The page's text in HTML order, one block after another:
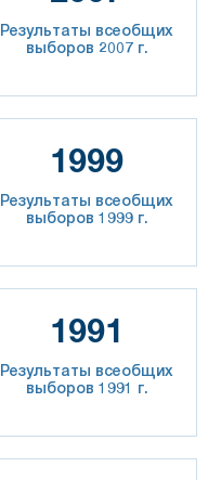
Результаты всеобщих
выборов 2007 г.
1999
Результаты всеобщих
выборов 1999 г.
1991
Результаты всеобщих
выборов 1991 г.